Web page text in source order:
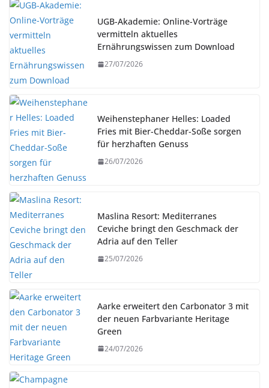
UGB-Akademie: Online-Vorträge
vermitteln aktuelles
Ernährungswissen zum Download
27/07/2026
Weihenstephaner Helles: Loaded
Fries mit Bier-Cheddar-Soße sorgen
für herzhaften Genuss
26/07/2026
Maslina Resort: Mediterranes
Ceviche bringt den Geschmack der
Adria auf den Teller
25/07/2026
Aarke erweitert den Carbonator 3 mit
der neuen Farbvariante Heritage
Green
24/07/2026